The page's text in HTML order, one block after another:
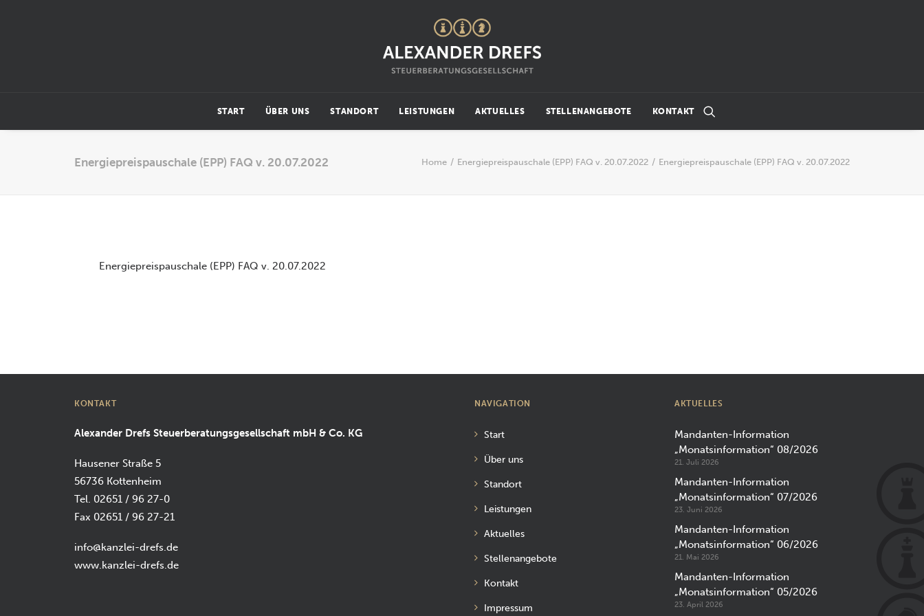
START ÜBER UNS STANDORT LEISTUNGEN AKTUELLES STELLENANGEBOTE KONTAKT
Energiepreispauschale (EPP) FAQ v. 20.07.2022 Home Energiepreispauschale (EPP) FAQ v. 20.07.2022 Energiepreispauschale (EPP) FAQ v. 20.07.2022
Energiepreispauschale (EPP) FAQ v. 20.07.2022
KONTAKT
Alexander Drefs Steuerberatungsgesellschaft mbH & Co. KG
Hausener Straße 5
56736 Kottenheim
Tel. 02651 / 96 27-0
Fax 02651 / 96 27-21
info@kanzlei-drefs.de
www.kanzlei-drefs.de
NAVIGATION
Start
Über uns
Standort
Leistungen
Aktuelles
Stellenangebote
Kontakt
Impressum
AKTUELLES
Mandanten-Information
„Monatsinformation“ 08/2026
21. Juli 2026
Mandanten-Information
„Monatsinformation“ 07/2026
23. Juni 2026
Mandanten-Information
„Monatsinformation“ 06/2026
21. Mai 2026
Mandanten-Information
„Monatsinformation“ 05/2026
23. April 2026